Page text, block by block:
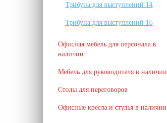
Трибуна для выступлений 14
Трибуна для выступлений 16
Офисная мебель для персонала в
наличии
Мебель для руководителя в наличии
Столы для переговоров
Офисные кресла и стулья в наличии